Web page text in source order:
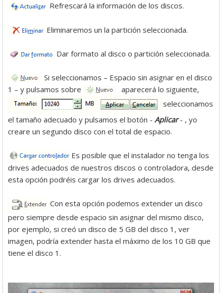
Refrescará la información de los discos.
Eliminaremos un la partición seleccionada.
Dar formato al disco o partición seleccionada.
Si seleccionamos – Espacio sin asignar en el disco
1 – y pulsamos sobre
aparecerá lo siguiente,
seleccionamos
el tamaño adecuado y pulsamos el botón - Aplicar- , yo
creare un segundo disco con el total de espacio.
Es posible que el instalador no tenga los
drives adecuados de nuestros discos o controladora, desde
esta opción podréis cargar los drives adecuados.
Con esta opción podemos extender un disco
pero siempre desde espacio sin asignar del mismo disco,
por ejemplo, si creó un disco de 5 GB del disco 1, ver
imagen, podría extender hasta el máximo de los 10 GB que
tiene el disco 1.